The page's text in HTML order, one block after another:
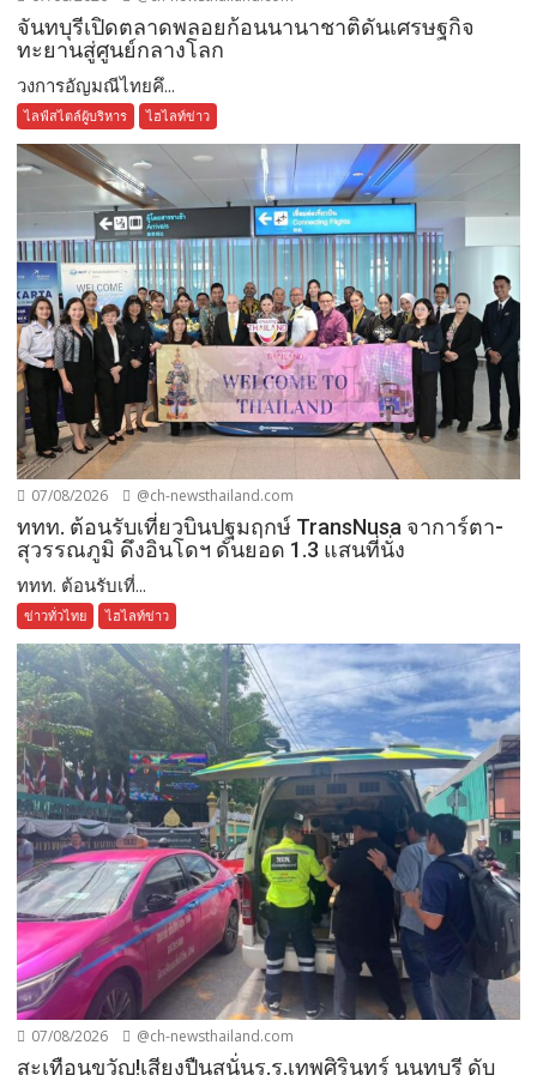
จันทบุรีเปิดตลาดพลอยก้อนนานาชาติดันเศรษฐกิจ
ทะยานสู่ศูนย์กลางโลก
วงการอัญมณีไทยคึ...
ไลฟ์สไตล์ผู้บริหาร ไฮไลท์ข่าว
07/08/2026 @ch-newsthailand.com
ททท. ต้อนรับเที่ยวบินปฐมฤกษ์ TransNusa จาการ์ตา-
สุวรรณภูมิ ดึงอินโดฯ ดันยอด 1.3 แสนที่นั่ง
ททท. ต้อนรับเที่...
ข่าวทั่วไทย ไฮไลท์ข่าว
07/08/2026 @ch-newsthailand.com
สะเทือนขวัญ!เสียงปืนสนั่นร.ร.เทพศิรินทร์ นนทบุรี ดับ